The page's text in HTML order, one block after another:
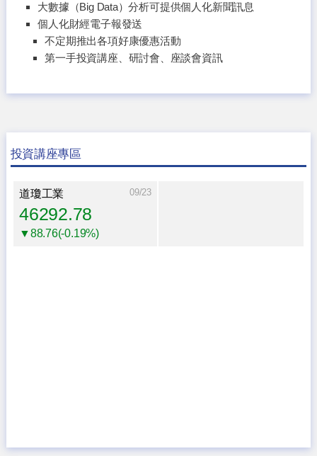
大數據（Big Data）分析可提供個人化新聞訊息
個人化財經電子報發送
不定期推出各項好康優惠活動
第一手投資講座、研討會、座談會資訊
投資講座專區
道瓊工業 09/23
46292.78
▼88.76(-0.19%)